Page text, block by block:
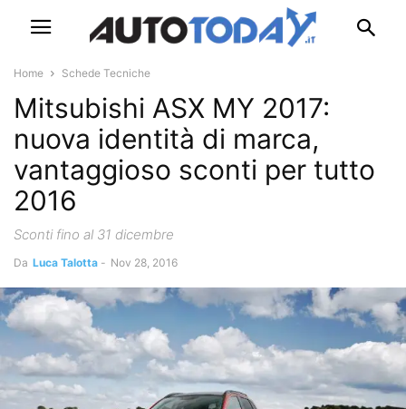
Home Schede Tecniche
Mitsubishi ASX MY 2017:
nuova identità di marca,
vantaggioso sconti per tutto
2016
Sconti fino al 31 dicembre
Da Luca Talotta - Nov 28, 2016